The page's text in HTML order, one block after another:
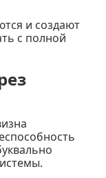
и создают
с полной